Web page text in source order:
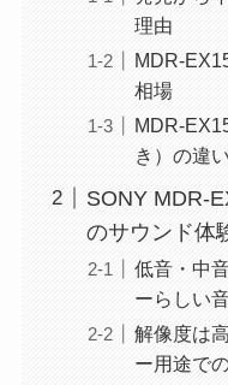
理由
MDR-
相場
MDR-
き）の違
SONY MDR-
のサウンド体
低音・中
ーらしい
解像度は
ー用途で